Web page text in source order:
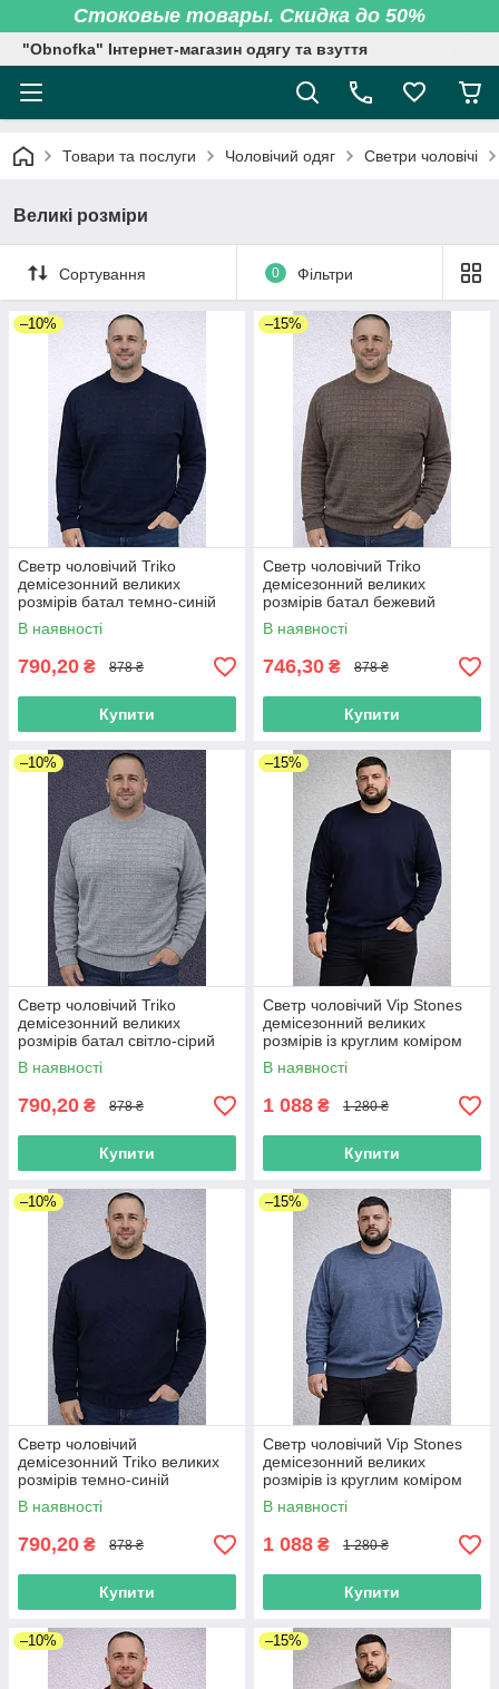
Стоковые товары. Скидка до 50%
"Obnofka" Інтернет-магазин одягу та взуття
Товари та послуги Чоловічий одяг Светри чоловічі
Великі розміри
Сортування 0 Фільтри
–10%
Светр чоловічий Triko
демісезонний великих
розмірів батал темно-синій
В наявності
790,20 ₴ 878 ₴
Купити
–15%
Светр чоловічий Triko
демісезонний великих
розмірів батал бежевий
В наявності
746,30 ₴ 878 ₴
Купити
–10%
Светр чоловічий Triko
демісезонний великих
розмірів батал світло-сірий
В наявності
790,20 ₴ 878 ₴
Купити
–15%
Светр чоловічий Vip Stones
демісезонний великих
розмірів із круглим коміром
батал темно-синій
В наявності
1 088 ₴ 1 280 ₴
Купити
–10%
Светр чоловічий
демісезонний Triko великих
розмірів темно-синій
В наявності
790,20 ₴ 878 ₴
Купити
–15%
Светр чоловічий Vip Stones
демісезонний великих
розмірів із круглим коміром
батал джинсовий
В наявності
1 088 ₴ 1 280 ₴
Купити
–10% –15%